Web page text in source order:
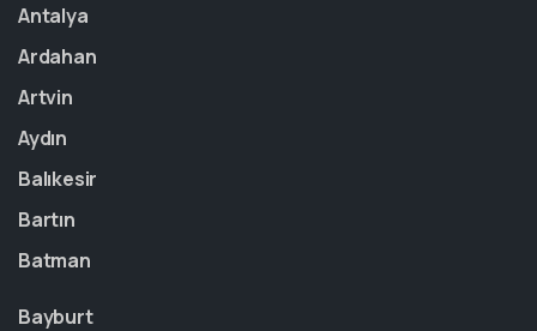
Antalya
Ardahan
Artvin
Aydın
Balıkesir
Bartın
Batman
Bayburt